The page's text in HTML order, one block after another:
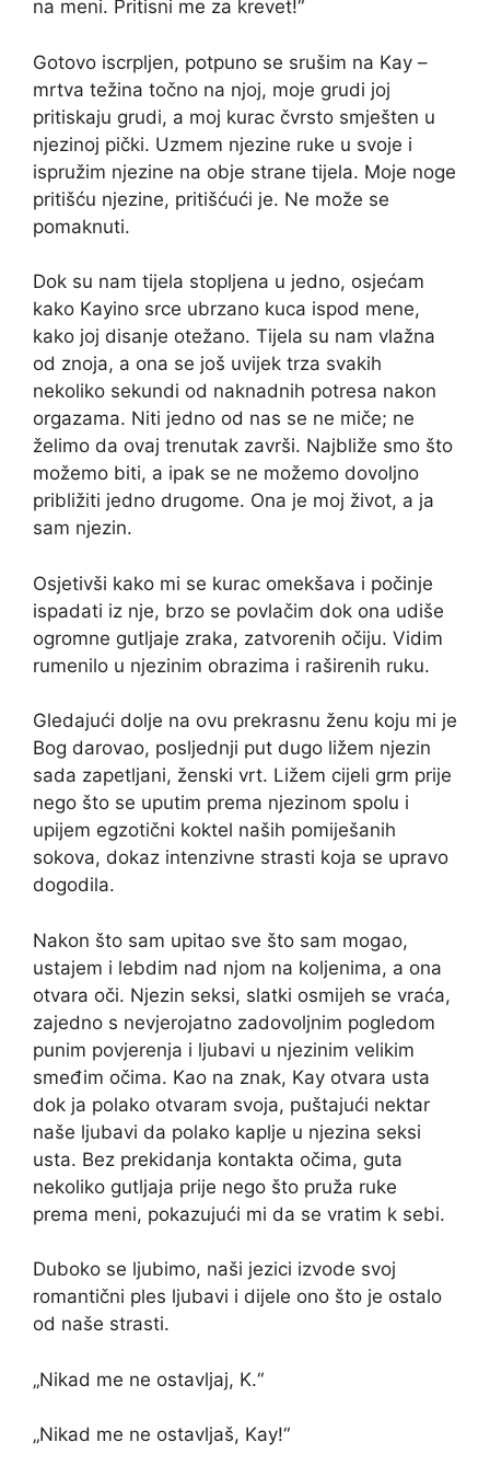
na meni. Pritisni me za krevet!“
Gotovo iscrpljen, potpuno se srušim na Kay –
mrtva težina točno na njoj, moje grudi joj
pritiskaju grudi, a moj kurac čvrsto smješten u
njezinoj pički. Uzmem njezine ruke u svoje i
ispružim njezine na obje strane tijela. Moje noge
pritišću njezine, pritišćući je. Ne može se
pomaknuti.
Dok su nam tijela stopljena u jedno, osjećam
kako Kayino srce ubrzano kuca ispod mene,
kako joj disanje otežano. Tijela su nam vlažna
od znoja, a ona se još uvijek trza svakih
nekoliko sekundi od naknadnih potresa nakon
orgazama. Niti jedno od nas se ne miče; ne
želimo da ovaj trenutak završi. Najbliže smo što
možemo biti, a ipak se ne možemo dovoljno
približiti jedno drugome. Ona je moj život, a ja
sam njezin.
Osjetivši kako mi se kurac omekšava i počinje
ispadati iz nje, brzo se povlačim dok ona udiše
ogromne gutljaje zraka, zatvorenih očiju. Vidim
rumenilo u njezinim obrazima i raširenih ruku.
Gledajući dolje na ovu prekrasnu ženu koju mi ​​je
Bog darovao, posljednji put dugo ližem njezin
sada zapetljani, ženski vrt. Ližem cijeli grm prije
nego što se uputim prema njezinom spolu i
upijem egzotični koktel naših pomiješanih
sokova, dokaz intenzivne strasti koja se upravo
dogodila.
Nakon što sam upitao sve što sam mogao,
ustajem i lebdim nad njom na koljenima, a ona
otvara oči. Njezin seksi, slatki osmijeh se vraća,
zajedno s nevjerojatno zadovoljnim pogledom
punim povjerenja i ljubavi u njezinim velikim
smeđim očima. Kao na znak, Kay otvara usta
dok ja polako otvaram svoja, puštajući nektar
naše ljubavi da polako kaplje u njezina seksi
usta. Bez prekidanja kontakta očima, guta
nekoliko gutljaja prije nego što pruža ruke
prema meni, pokazujući mi da se vratim k sebi.
Duboko se ljubimo, naši jezici izvode svoj
romantični ples ljubavi i dijele ono što je ostalo
od naše strasti.
„Nikad me ne ostavljaj, K.“
„Nikad me ne ostavljaš, Kay!“